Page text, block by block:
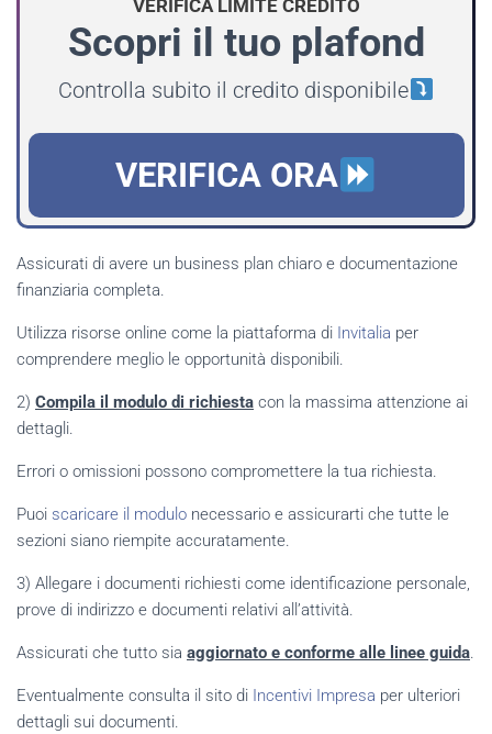
VERIFICA LIMITE CREDITO
Scopri il tuo plafond
Controlla subito il credito disponibile
VERIFICA ORA
Assicurati di avere un business plan chiaro e documentazione
finanziaria completa.
Utilizza risorse online come la piattaforma di Invitalia per
comprendere meglio le opportunità disponibili.
2) Compila il modulo di richiesta con la massima attenzione ai
dettagli.
Errori o omissioni possono compromettere la tua richiesta.
Puoi scaricare il modulo necessario e assicurarti che tutte le
sezioni siano riempite accuratamente.
3) Allegare i documenti richiesti come identificazione personale,
prove di indirizzo e documenti relativi all’attività.
Assicurati che tutto sia aggiornato e conforme alle linee guida.
Eventualmente consulta il sito di Incentivi Impresa per ulteriori
dettagli sui documenti.